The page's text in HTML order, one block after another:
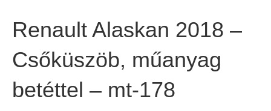
Renault Alaskan 2018 –
Csőküszöb, műanyag
betéttel – mt-178